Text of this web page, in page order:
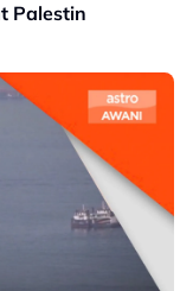
Palestin